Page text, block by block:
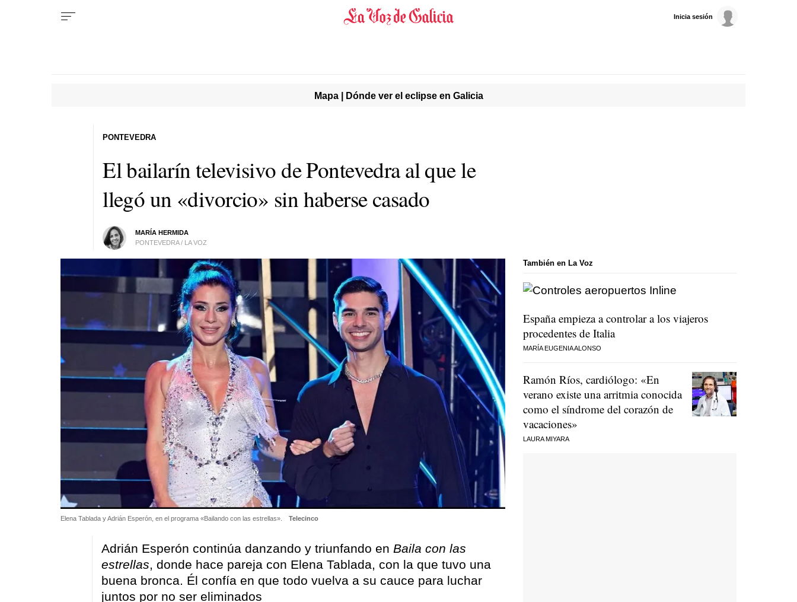
Inicia sesión
Mapa | Dónde ver el eclipse en Galicia
El bailarín televisivo de Pontevedra al que le
llegó un «divorcio» sin haberse casado
MARÍA HERMIDA
PONTEVEDRA / LA VOZ
PONTEVEDRA
Elena Tablada y Adrián Esperón, en el programa «Bailando con las estrellas». Telecinco
Adrián Esperón continúa danzando y triunfando en Baila con las
estrellas, donde hace pareja con Elena Tablada, con la que tuvo una
buena bronca. Él confía en que todo vuelva a su cauce para luchar
juntos por no ser eliminados
También en La Voz
España empieza a controlar a los viajeros
procedentes de Italia
MARÍA EUGENIA ALONSO
Ramón Ríos, cardiólogo: «En
verano existe una arritmia conocida
como el síndrome del corazón de
vacaciones»
LAURA MIYARA